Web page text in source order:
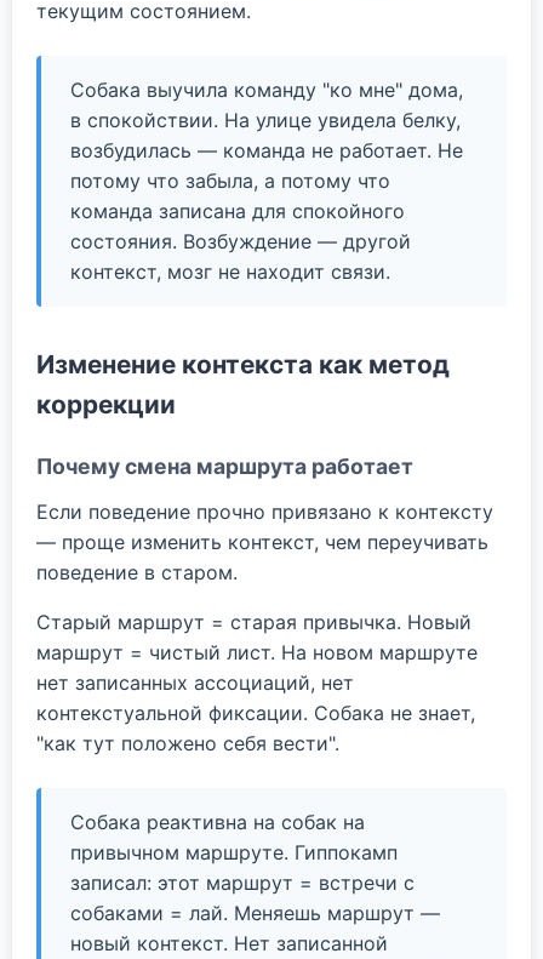
текущим состоянием.
Собака выучила команду "ко мне" дома,
в спокойствии. На улице увидела белку,
возбудилась — команда не работает. Не
потому что забыла, а потому что
команда записана для спокойного
состояния. Возбуждение — другой
контекст, мозг не находит связи.
Изменение контекста как метод
коррекции
Почему смена маршрута работает
Если поведение прочно привязано к контексту
— проще изменить контекст, чем переучивать
поведение в старом.
Старый маршрут = старая привычка. Новый
маршрут = чистый лист. На новом маршруте
нет записанных ассоциаций, нет
контекстуальной фиксации. Собака не знает,
"как тут положено себя вести".
Собака реактивна на собак на
привычном маршруте. Гиппокамп
записал: этот маршрут = встречи с
собаками = лай. Меняешь маршрут —
новый контекст. Нет записанной